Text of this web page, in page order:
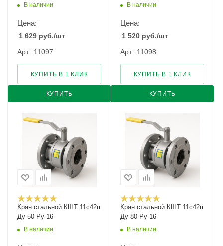
В наличии
Цена:
1 629 руб./шт
Арт.: 11097
КУПИТЬ
КУПИТЬ В 1 КЛИК
В наличии
Цена:
1 520 руб./шт
Арт.: 11098
КУПИТЬ
КУПИТЬ В 1 КЛИК
Кран стальной КШТ 11с42п
Ду-50 Ру-16
В наличии
Кран стальной КШТ 11с42п
Ду-80 Ру-16
В наличии